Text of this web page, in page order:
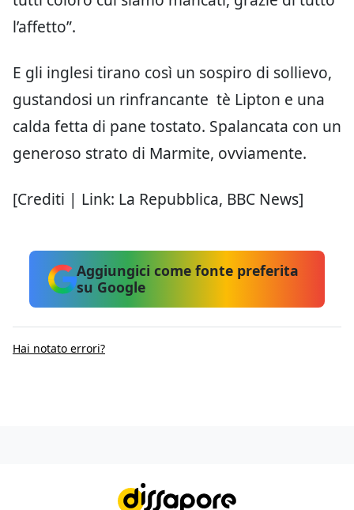
l’affetto”.
E gli inglesi tirano così un sospiro di sollievo,
gustandosi un rinfrancante tè Lipton e una
calda fetta di pane tostato. Spalancata con un
generoso strato di Marmite, ovviamente.
[Crediti | Link: La Repubblica, BBC News]
Aggiungici come fonte preferita
su Google
Hai notato errori?